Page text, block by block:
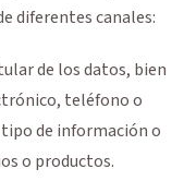
diferentes canales:
de los datos, bien
teléfono o
de información o
o productos.